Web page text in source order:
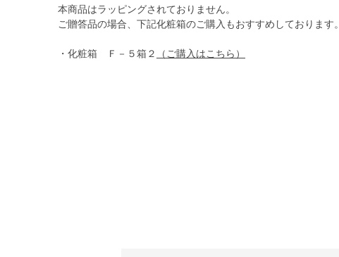
本商品はラッピングされておりません。
ご贈答品の場合、下記化粧箱のご購入もおすすめしております。
・化粧箱 Ｆ－５箱２ （ご購入はこちら）